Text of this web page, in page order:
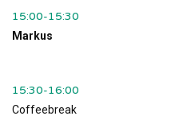
15:00-15:30
Markus
15:30-16:00
Coffeebreak